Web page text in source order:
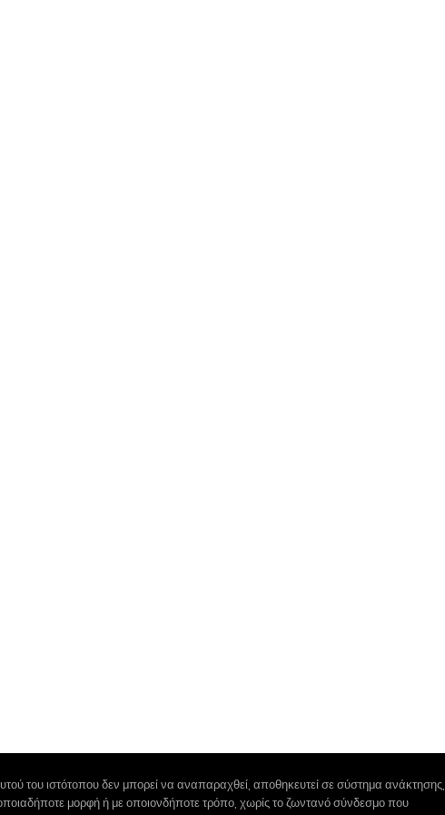
του ιστότοπου δεν μπορεί να αναπαραχθεί, αποθηκευτεί σε σύστημα ανάκτησης,
μορφή ή με οποιονδήποτε τρόπο, χωρίς το ζωντανό σύνδεσμο που